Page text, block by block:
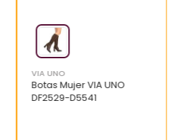
VIA UNO
Botas Mujer VIA UNO
DF2529-D5541